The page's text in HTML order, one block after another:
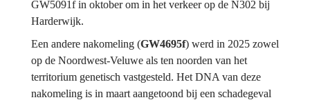
GW5091f in oktober om in het verkeer op de N302 bij
Harderwijk.
Een andere nakomeling (GW4695f) werd in 2025 zowel
op de Noordwest-Veluwe als ten noorden van het
territorium genetisch vastgesteld. Het DNA van deze
nakomeling is in maart aangetoond bij een schadegeval